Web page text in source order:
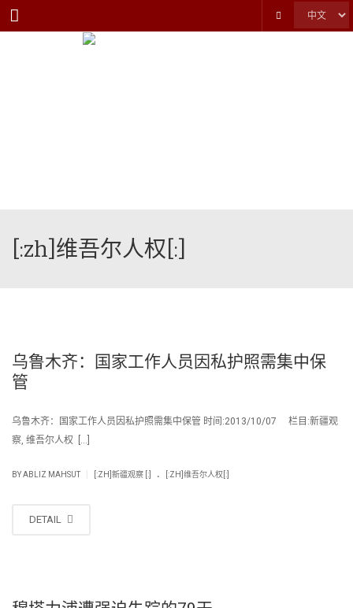
Menu
[:zh]维吾尔人权[:]
乌鲁木齐：国家工作人员因私护照需集中保
管
乌鲁木齐：国家工作人员因私护照需集中保管 时间:2013/10/07 栏目:新疆观
察, 维吾尔人权 […]
BYABLIZ MAHSUT [:ZH]新疆观察 [:] . [:ZH]维吾尔人权[:]
DETAIL